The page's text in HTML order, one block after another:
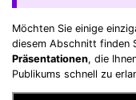
Möchten Sie einige
diesem Abschnitt finden
Präsentationen, die
Publikums schnell zu